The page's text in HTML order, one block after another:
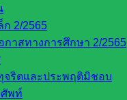
ก 2/2565
กาสทางการศึกษา 2/2565
จริตและประพฤติมิชอบ
ศัพท์